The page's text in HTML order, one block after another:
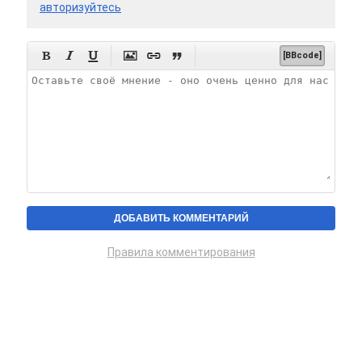
авторизуйтесь
      [BBcode]
Правила комментирования